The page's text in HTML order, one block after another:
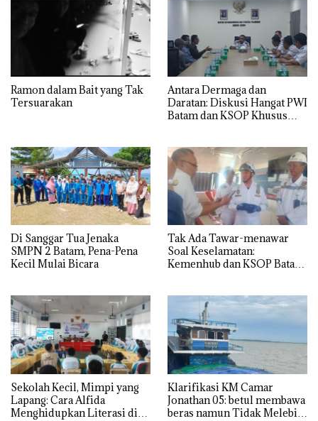
Ramon dalam Bait yang Tak
Tersuarakan
Antara Dermaga dan
Daratan: Diskusi Hangat PWI
Batam dan KSOP Khusus
Di Sanggar Tua Jenaka
SMPN 2 Batam, Pena-Pena
Kecil Mulai Bicara
Tak Ada Tawar-menawar
Soal Keselamatan:
Kemenhub dan KSOP Batam
Sekolah Kecil, Mimpi yang
Lapang: Cara Alfida
Menghidupkan Literasi di
Klarifikasi KM Camar
Jonathan 05: betul membawa
beras namun Tidak Melebihi